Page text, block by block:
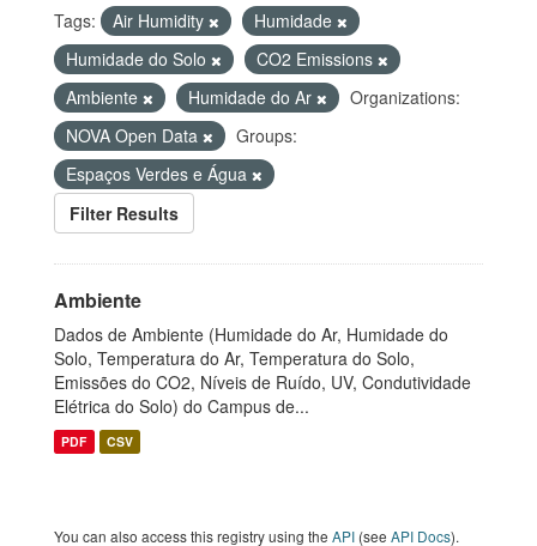
Tags: Air Humidity
Humidade
Humidade do Solo
CO2 Emissions
Ambiente
Humidade do Ar
Organizations:
NOVA Open Data
Groups:
Espaços Verdes e Água
Filter Results
Ambiente
Dados de Ambiente (Humidade do Ar, Humidade do
Solo, Temperatura do Ar, Temperatura do Solo,
Emissões do CO2, Níveis de Ruído, UV, Condutividade
Elétrica do Solo) do Campus de...
PDF CSV
You can also access this registry using the API (see API Docs).